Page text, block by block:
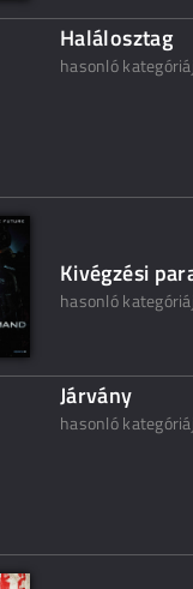
Halálosztag
hasonló
Kivégzési
hasonló
Járvány
hasonló